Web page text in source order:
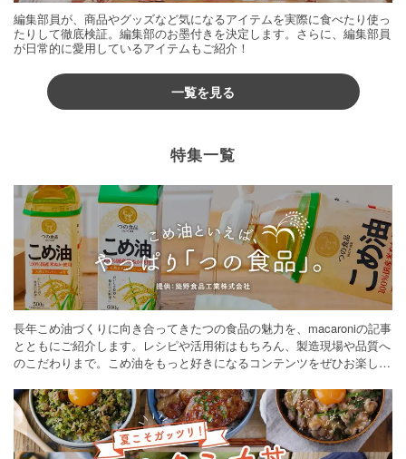
編集部員が、商品やグッズなど気になるアイテムを実際に食べたり使っ
たりして徹底検証。編集部のお墨付きを決定します。さらに、編集部員
が日常的に愛用しているアイテムもご紹介！
一覧を見る
特集一覧
長年こめ油づくりに向き合ってきたつの食品の魅力を、macaroniの記事
とともにご紹介します。レシピや活用術はもちろん、製造現場や品質へ
のこだわりまで。こめ油をもっと好きになるコンテンツをぜひお楽しみ